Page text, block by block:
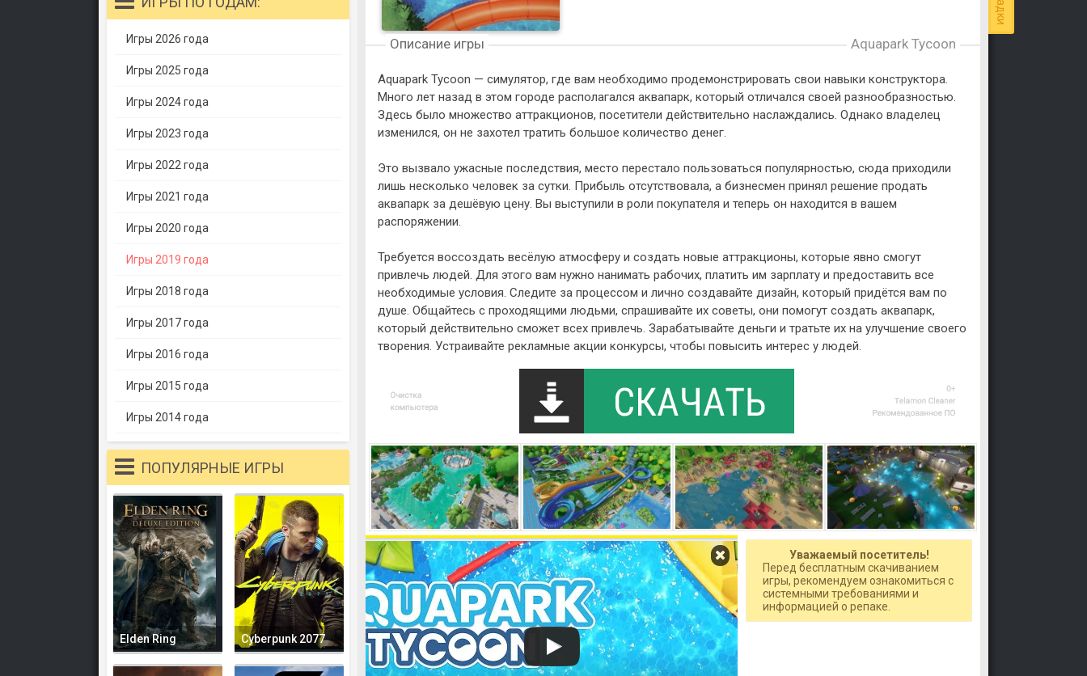
Описание игры Aquapark Tycoon
Aquapark Tycoon — симулятор, где вам необходимо продемонстрировать свои навыки конструктора.
Много лет назад в этом городе располагался аквапарк, который отличался своей разнообразностью.
Здесь было множество аттракционов, посетители действительно наслаждались. Однако владелец
изменился, он не захотел тратить большое количество денег.
Это вызвало ужасные последствия, место перестало пользоваться популярностью, сюда приходили
лишь несколько человек за сутки. Прибыль отсутствовала, а бизнесмен принял решение продать
аквапарк за дешёвую цену. Вы выступили в роли покупателя и теперь он находится в вашем
распоряжении.
Требуется воссоздать весёлую атмосферу и создать новые аттракционы, которые явно смогут
привлечь людей. Для этого вам нужно нанимать рабочих, платить им зарплату и предоставить все
необходимые условия. Следите за процессом и лично создавайте дизайн, который придётся вам по
душе. Общайтесь с проходящими людьми, спрашивайте их советы, они помогут создать аквапарк,
который действительно сможет всех привлечь. Зарабатывайте деньги и тратьте их на улучшение своего
творения. Устраивайте рекламные акции конкурсы, чтобы повысить интерес у людей.
Уважаемый посетитель!
Перед бесплатным скачиванием
игры, рекомендуем ознакомиться с
системными требованиями и
информацией о репаке.
Игры 2026 года
Игры 2025 года
Игры 2024 года
Игры 2023 года
Игры 2022 года
Игры 2021 года
Игры 2020 года
Игры 2019 года
Игры 2018 года
Игры 2017 года
Игры 2016 года
Игры 2015 года
Игры 2014 года
ПОПУЛЯРНЫЕ ИГРЫ
Elden Ring Cyberpunk 2077